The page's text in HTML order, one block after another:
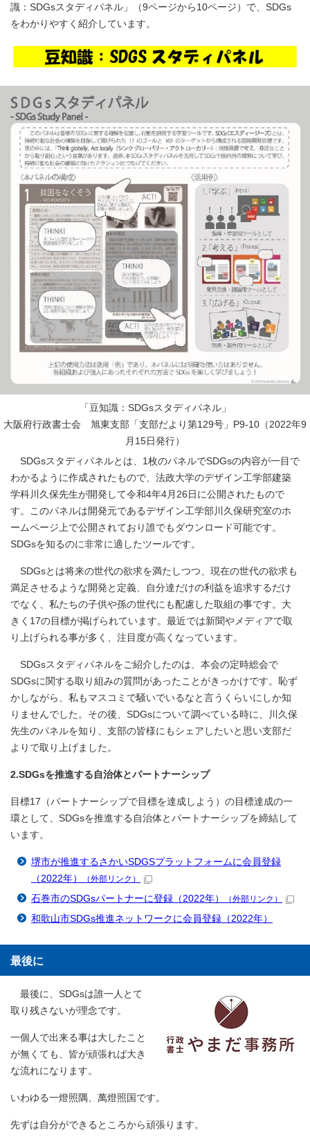
識：SDGsスタディパネル」（9ページから10ページ）で、SDGs
をわかりやすく紹介しています。
「豆知識：SDGsスタディパネル」
大阪府行政書士会 旭東支部「支部だより第129号」P9‐10（2022年9
月15日発行）
SDGsスタディパネルとは、1枚のパネルでSDGsの内容が一目で
わかるように作成されたもので、法政大学のデザイン工学部建築
学科川久保先生が開発して令和4年4月26日に公開されたもので
す。このパネルは開発元であるデザイン工学部川久保研究室のホ
ームページ上で公開されており誰でもダウンロード可能です。
SDGsを知るのに非常に適したツールです。
SDGsとは将来の世代の欲求を満たしつつ、現在の世代の欲求も
満足させるような開発と定義、自分達だけの利益を追求するだけ
でなく、私たちの子供や孫の世代にも配慮した取組の事です。大
きく17の目標が掲げられています。最近では新聞やメディアで取
り上げられる事が多く、注目度が高くなっています。
SDGsスタディパネルをご紹介したのは、本会の定時総会で
SDGsに関する取り組みの質問があったことがきっかけです。恥ず
かしながら、私もマスコミで騒いでいるなと言うくらいにしか知
りませんでした。その後、SDGsについて調べている時に、川久保
先生のパネルを知り、支部の皆様にもシェアしたいと思い支部だ
よりで取り上げました。
2.SDGsを推進する自治体とパートナーシップ
目標17（パートナーシップで目標を達成しよう）の目標達成の一
環として、SDGsを推進する自治体とパートナーシップを締結して
います。
堺市が推進するさかいSDGSプラットフォームに会員登録
（2022年）
（外部リンク）
石巻市のSDGsパートナーに登録（2022年） （外部リンク）
和歌山市SDGs推進ネットワークに会員登録（2022年）
最後に
最後に、SDGsは誰一人とて
取り残さないが理念です。
一個人で出来る事は大したこと
が無くても、皆が頑張れば大き
な流れになります。
いわゆる一燈照隅、萬燈照国です。
先ずは自分ができるところから頑張ります。